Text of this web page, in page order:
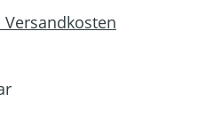
Versandkosten